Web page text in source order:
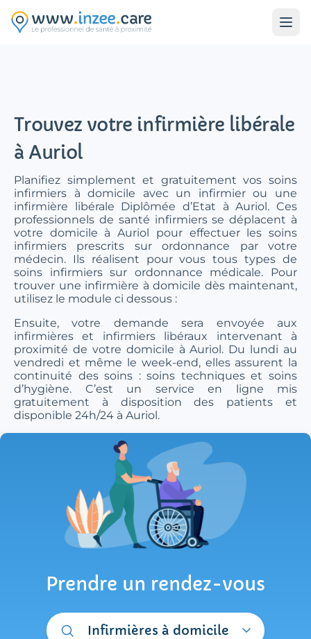
Trouvez votre infirmière libérale
à Auriol
Planifiez simplement et gratuitement vos soins
infirmiers à domicile avec un infirmier ou une
infirmière libérale Diplômée d’Etat à Auriol. Ces
professionnels de santé infirmiers se déplacent à
votre domicile à Auriol pour effectuer les soins
infirmiers prescrits sur ordonnance par votre
médecin. Ils réalisent pour vous tous types de
soins infirmiers sur ordonnance médicale. Pour
trouver une infirmière à domicile dès maintenant,
utilisez le module ci dessous :
Ensuite, votre demande sera envoyée aux
infirmières et infirmiers libéraux intervenant à
proximité de votre domicile à Auriol. Du lundi au
vendredi et même le week-end, elles assurent la
continuité des soins : soins techniques et soins
d’hygiène. C’est un service en ligne mis
gratuitement à disposition des patients et
disponible 24h/24 à Auriol.
Prendre un rendez-vous
Infirmières à domicile